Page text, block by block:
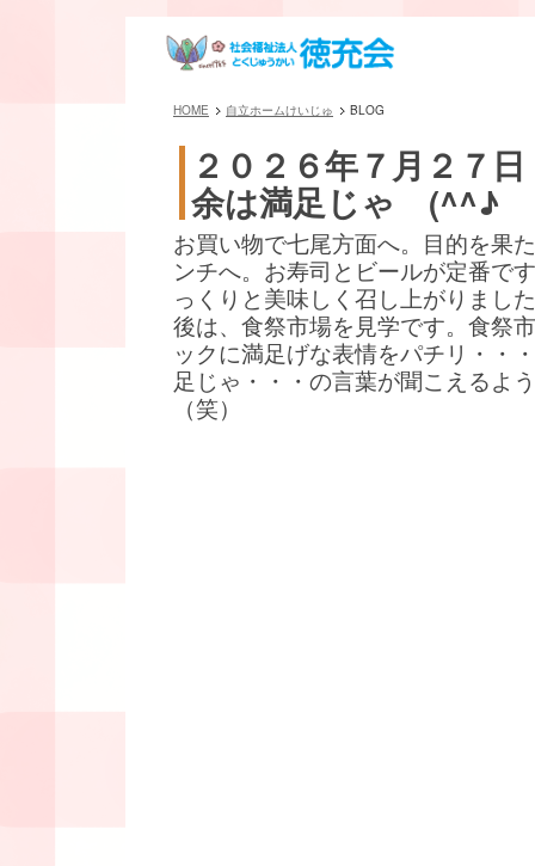
HOME 自立ホームけいじゅ BLOG
２０２６年７月２７日
余は満足じゃ (^^♪
お買い物で七尾方面へ。目的を果
ンチへ。お寿司とビールが定番で
っくりと美味しく召し上がりまし
後は、食祭市場を見学です。食祭
ックに満足げな表情をパチリ・・
足じゃ・・・の言葉が聞こえる
（笑）